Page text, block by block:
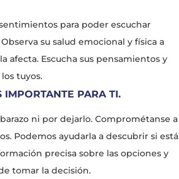
para poder escuchar
su salud emocional y física a
afecta. Escucha sus pensamientos y
tuyos.
IMPORTANTE PARA TI.
ni por dejarlo. Comprométanse a
Podemos ayudarla a descubrir si está
precisa sobre las opciones y
tomar la decisión.